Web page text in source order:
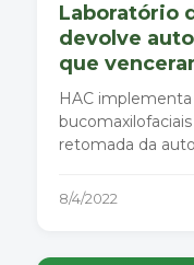
Laboratório
devolve
que
HAC
retomada da
8/4/2022